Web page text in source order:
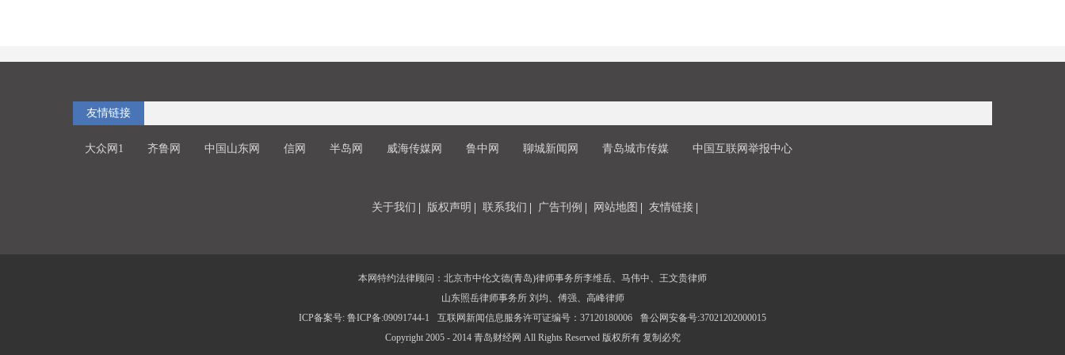
友情链接
大众网1 齐鲁网 中国山东网 信网 半岛网 威海传媒网 鲁中网 聊城新闻网 青岛城市传媒 中国互联网举报中心
关于我们 版权声明 联系我们 广告刊例 网站地图 友情链接
本网特约法律顾问：北京市中伦文德(青岛)律师事务所李维岳、马伟中、王文贵律师
山东照岳律师事务所 刘均、傅强、高峰律师
ICP备案号: 鲁ICP备:09091744-1
互联网新闻信息服务许可证编号：37120180006
鲁公网安备号:37021202000015
Copyright 2005 - 2014 青岛财经网 All Rights Reserved 版权所有 复制必究